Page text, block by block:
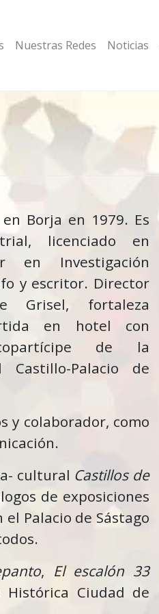
Nuestras Redes Noticias
Borja en 1979. Es
licenciado en
en Investigación
y escritor. Director
Grisel, fortaleza
en hotel con
de la
Castillo-Palacio de
y colaborador, como
cultural Castillos de
de exposiciones
Palacio de Sástago
, El escalón 33
Ciudad de